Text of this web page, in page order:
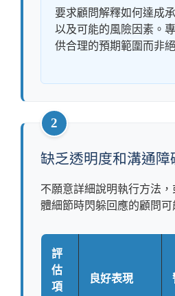
要求顧問解釋如何達成
以及可能的風險因素。
供合理的預期範圍而非
2
缺乏透明度和溝通障
不願意詳細說明執行方法
體細節時閃躲回應的顧問可
評
估
項
良好表現